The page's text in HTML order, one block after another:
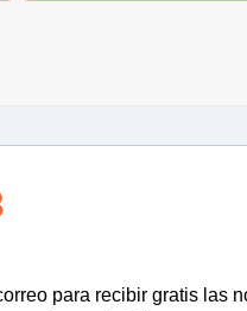
para recibir gratis las